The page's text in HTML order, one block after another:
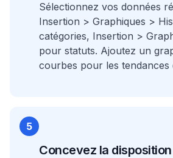
Sélectionnez vos données
Insertion > Graphiques >
catégories, Insertion >
pour statuts. Ajoutez un
courbes pour les tendances
5
Concevez la